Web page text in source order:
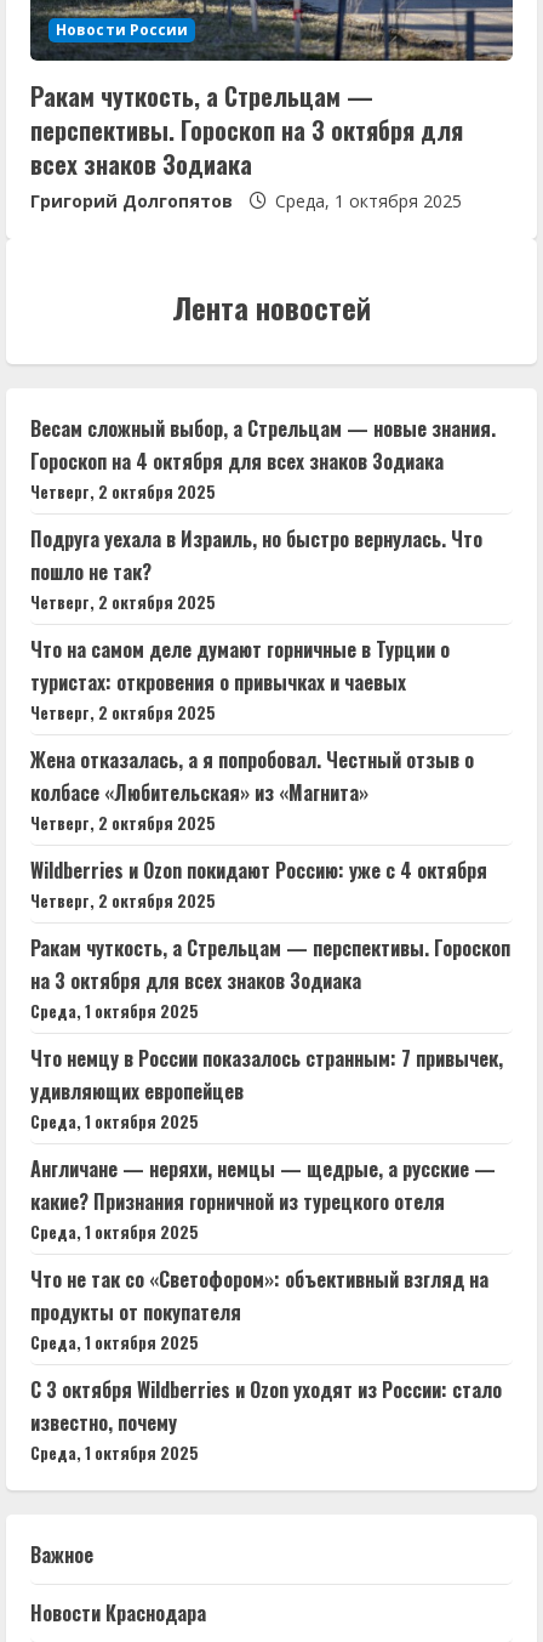
Новости России
Ракам чуткость, а Стрельцам —
перспективы. Гороскоп на 3 октября для
всех знаков Зодиака
Григорий Долгопятов Среда, 1 октября 2025
Лента новостей
Весам сложный выбор, а Стрельцам — новые знания.
Гороскоп на 4 октября для всех знаков Зодиака
Четверг, 2 октября 2025
Подруга уехала в Израиль, но быстро вернулась. Что
пошло не так?
Четверг, 2 октября 2025
Что на самом деле думают горничные в Турции о
туристах: откровения о привычках и чаевых
Четверг, 2 октября 2025
Жена отказалась, а я попробовал. Честный отзыв о
колбасе «Любительская» из «Магнита»
Четверг, 2 октября 2025
Wildberries и Ozon покидают Россию: уже с 4 октября
Четверг, 2 октября 2025
Ракам чуткость, а Стрельцам — перспективы. Гороскоп
на 3 октября для всех знаков Зодиака
Среда, 1 октября 2025
Что немцу в России показалось странным: 7 привычек,
удивляющих европейцев
Среда, 1 октября 2025
Англичане — неряхи, немцы — щедрые, а русские —
какие? Признания горничной из турецкого отеля
Среда, 1 октября 2025
Что не так со «Светофором»: объективный взгляд на
продукты от покупателя
Среда, 1 октября 2025
С 3 октября Wildberries и Ozon уходят из России: стало
известно, почему
Среда, 1 октября 2025
Важное
Новости Краснодара